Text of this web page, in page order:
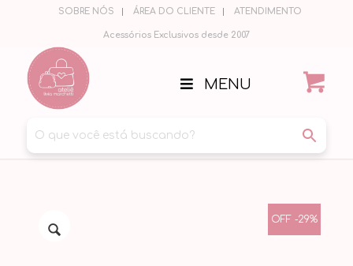
SOBRE NÓS ÁREA DO CLIENTE ATENDIMENTO
Acessórios Exclusivos desde 2007
MENU
OFF -29%